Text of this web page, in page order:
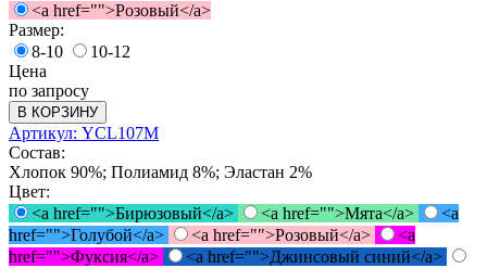
<a href="">Розовый</a>
Размер:
8-10
10-12
Цена
по запросу
В КОРЗИНУ
Артикул: YCL107M
Состав:
Хлопок 90%; Полиамид 8%; Эластан 2%
Цвет:
<a href="">Бирюзовый</a>
<a href="">Мята</a>
<a
href="">Голубой</a>
<a href="">Розовый</a>
<a
href="">Фуксия</a>
<a href="">Джинсовый синий</a>